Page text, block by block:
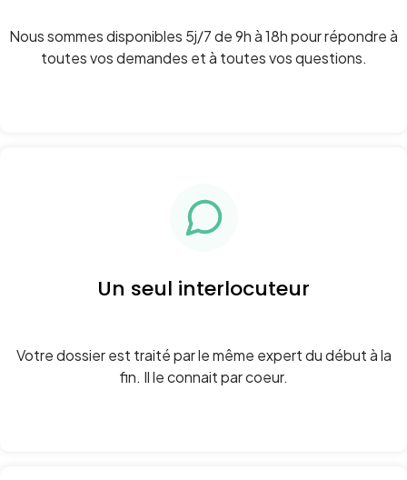
Nous sommes disponibles 5j/7 de 9h à 18h pour répondre à
toutes vos demandes et à toutes vos questions.
Un seul interlocuteur
Votre dossier est traité par le même expert du début à la
fin. Il le connait par coeur.